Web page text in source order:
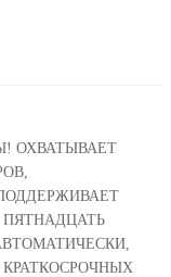
ОХВАТЫВАЕТ
КРАТКОСРОЧНЫХ